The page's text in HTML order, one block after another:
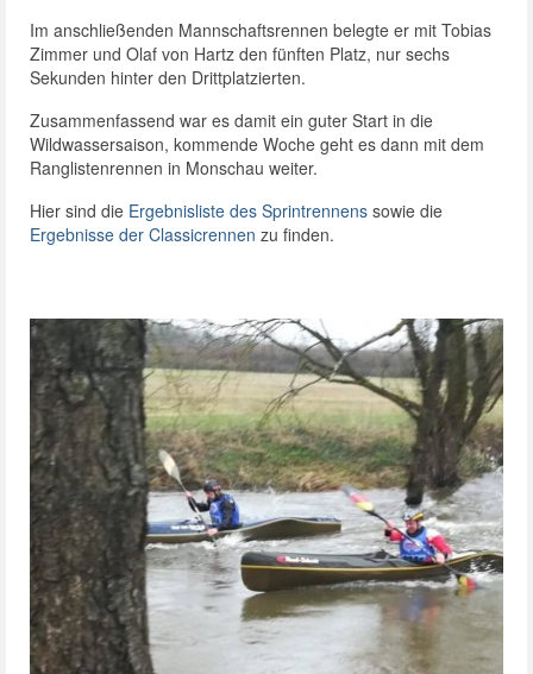
Im anschließenden Mannschaftsrennen belegte er mit Tobias
Zimmer und Olaf von Hartz den fünften Platz, nur sechs
Sekunden hinter den Drittplatzierten.
Zusammenfassend war es damit ein guter Start in die
Wildwassersaison, kommende Woche geht es dann mit dem
Ranglistenrennen in Monschau weiter.
Hier sind die Ergebnisliste des Sprintrennens sowie die
Ergebnisse der Classicrennen zu finden.